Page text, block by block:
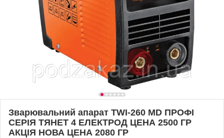
Зварювальний апарат TWI-260 MD ПРОФІ
СЕРІЯ ТЯНЕТ 4 ЕЛЕКТРОД ЦЕНА 2500 ГР
АКЦІЯ НОВА ЦЕНА 2080 ГР